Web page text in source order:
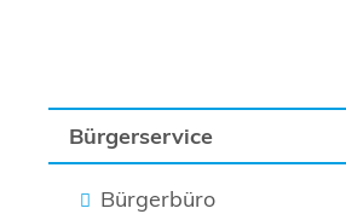
Bürgerservice
Bürgerbüro